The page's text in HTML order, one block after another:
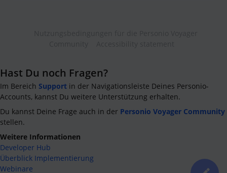
Hast Du noch Fragen?
Im Bereich Support in der Navigationsleiste Deines Personio-
Accounts, kannst Du weitere Unterstützung erhalten.
Du kannst Deine Frage auch in der Personio Voyager Community
stellen.
Weitere Informationen
Developer Hub
Überblick Implementierung
Webinare